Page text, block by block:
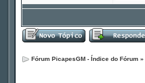
Fórum PicapesGM - Índice do Fórum »